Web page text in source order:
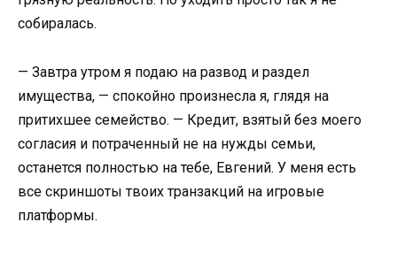
собиралась.
— Завтра утром я подаю на развод и раздел
имущества, — спокойно произнесла я, глядя на
притихшее семейство. — Кредит, взятый без моего
согласия и потраченный не на нужды семьи,
останется полностью на тебе, Евгений. У меня есть
все скриншоты твоих транзакций на игровые
платформы.